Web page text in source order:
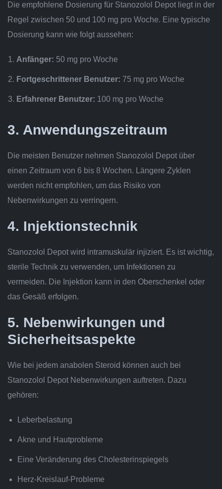
Die empfohlene Dosierung für Stanozolol Depot liegt in der
Regel zwischen 50 und 100 mg pro Woche. Eine typische
Dosierung kann wie folgt aussehen:
Anfänger: 50 mg pro Woche
Fortgeschrittener Benutzer: 75 mg pro Woche
Erfahrener Benutzer: 100 mg pro Woche
3. Anwendungszeitraum
Die meisten Benutzer nehmen Stanozolol Depot über
einen Zeitraum von 6 bis 8 Wochen. Längere Zyklen
werden nicht empfohlen, um das Risiko von
Nebenwirkungen zu verringern.
4. Injektionstechnik
Stanozolol Depot wird intramuskulär injiziert. Es ist wichtig,
sterile Technik zu verwenden, um Infektionen zu
vermeiden. Die Injektion kann in den Oberschenkel oder
das Gesäß erfolgen.
5. Nebenwirkungen und
Sicherheitsaspekte
Wie bei jedem anabolen Steroid können auch bei
Stanozolol Depot Nebenwirkungen auftreten. Dazu
gehören:
Leberbelastung
Akne und Hautprobleme
Eine Veränderung des Cholesterinspiegels
Herz-Kreislauf-Probleme